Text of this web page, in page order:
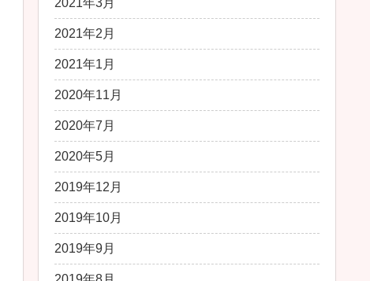
2021年3月
2021年2月
2021年1月
2020年11月
2020年7月
2020年5月
2019年12月
2019年10月
2019年9月